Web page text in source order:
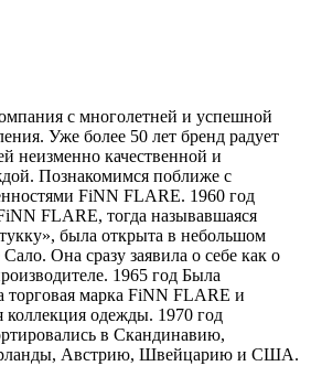
с многолетней и успешной
Уже более 50 лет бренд радует
неизменно качественной и
Познакомимся поближе с
FiNN FLARE. 1960 год
FLARE, тогда называвшаяся
была открыта в небольшом
Она сразу заявила о себе как о
1965 год Была
торговая марка FiNN FLARE и
одежды. 1970 год
в Скандинавию,
Австрию, Швейцарию и США.